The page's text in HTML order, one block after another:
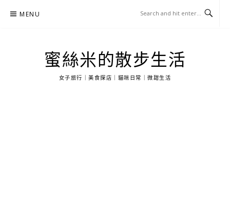
MENU
蜜絲米的散步生活
女子旅行｜美食探店｜貓咪日常｜微甜生活